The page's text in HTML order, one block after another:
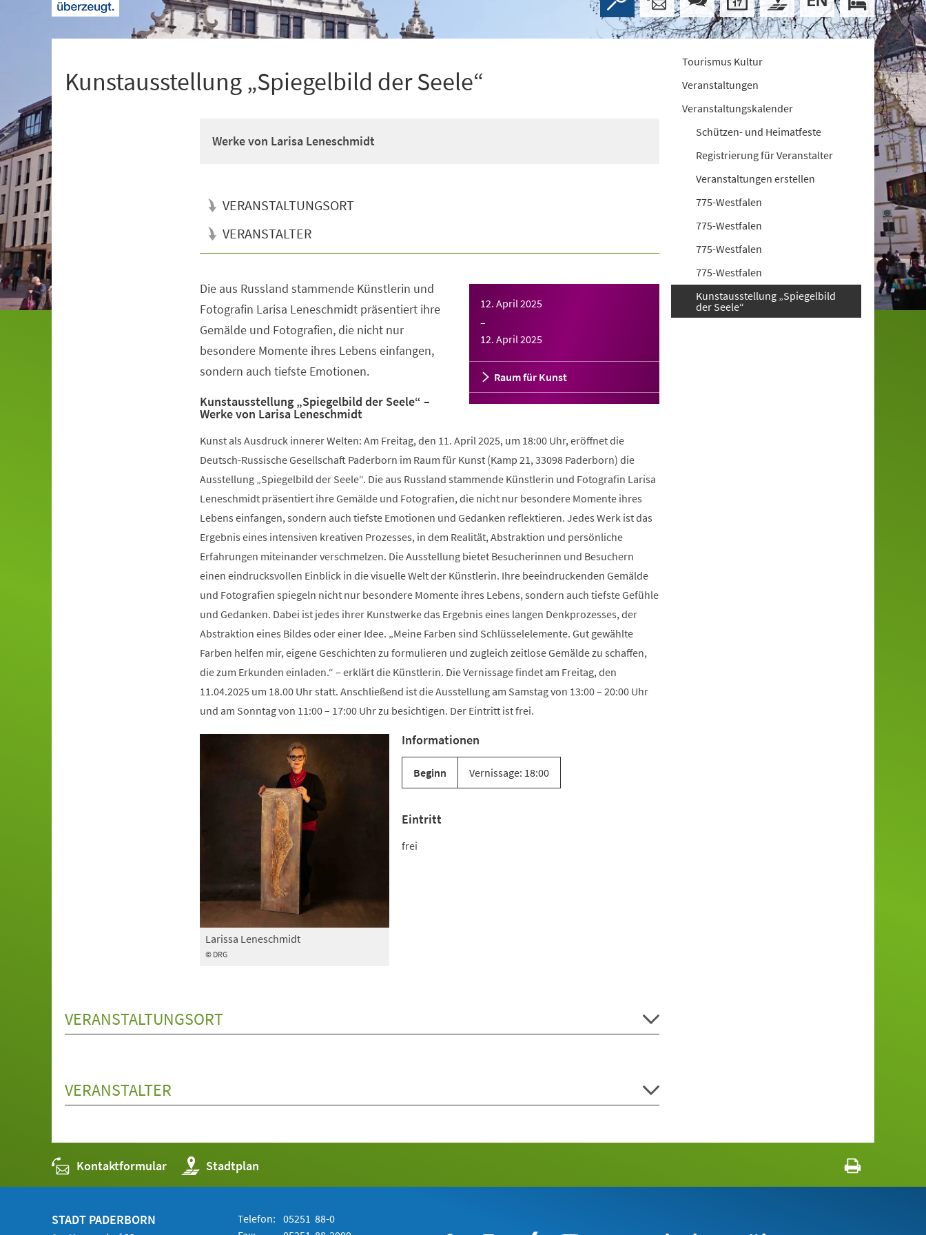
Kunstausstellung „Spiegelbild der Seele“
Werke von Larisa Leneschmidt
VERANSTALTUNGSORT
VERANSTALTER
12. April 2025
–
12. April 2025
Raum für Kunst
Die aus Russland stammende Künstlerin und
Fotografin Larisa Leneschmidt präsentiert ihre
Gemälde und Fotografien, die nicht nur
besondere Momente ihres Lebens einfangen,
sondern auch tiefste Emotionen.
Kunstausstellung „Spiegelbild der Seele“ –
Werke von Larisa Leneschmidt
Kunst als Ausdruck innerer Welten: Am Freitag, den 11. April 2025, um 18:00 Uhr, eröffnet die
Deutsch-Russische Gesellschaft Paderborn im Raum für Kunst (Kamp 21, 33098 Paderborn) die
Ausstellung „Spiegelbild der Seele“. Die aus Russland stammende Künstlerin und Fotografin Larisa
Leneschmidt präsentiert ihre Gemälde und Fotografien, die nicht nur besondere Momente ihres
Lebens einfangen, sondern auch tiefste Emotionen und Gedanken reflektieren. Jedes Werk ist das
Ergebnis eines intensiven kreativen Prozesses, in dem Realität, Abstraktion und persönliche
Erfahrungen miteinander verschmelzen. Die Ausstellung bietet Besucherinnen und Besuchern
einen eindrucksvollen Einblick in die visuelle Welt der Künstlerin. Ihre beeindruckenden Gemälde
und Fotografien spiegeln nicht nur besondere Momente ihres Lebens, sondern auch tiefste Gefühle
und Gedanken. Dabei ist jedes ihrer Kunstwerke das Ergebnis eines langen Denkprozesses, der
Abstraktion eines Bildes oder einer Idee. „Meine Farben sind Schlüsselelemente. Gut gewählte
Farben helfen mir, eigene Geschichten zu formulieren und zugleich zeitlose Gemälde zu schaffen,
die zum Erkunden einladen.“ – erklärt die Künstlerin. Die Vernissage findet am Freitag, den
11.04.2025 um 18.00 Uhr statt. Anschließend ist die Ausstellung am Samstag von 13:00 – 20:00 Uhr
und am Sonntag von 11:00 – 17:00 Uhr zu besichtigen. Der Eintritt ist frei.
© DRG
Larissa Leneschmidt
Informationen
Beginn Vernissage: 18:00
Eintritt
frei
VERANSTALTUNGSORT
VERANSTALTER
Tourismus Kultur
Veranstaltungen
Veranstaltungskalender
Schützen- und Heimatfeste
Registrierung für Veranstalter
Veranstaltungen erstellen
775-Westfalen
775-Westfalen
775-Westfalen
775-Westfalen
Kunstausstellung „Spiegelbild
der Seele“
Kontaktformular Stadtplan
(Öffnet
in
einem
STADT PADERBORN Telefon: 05251 88-0